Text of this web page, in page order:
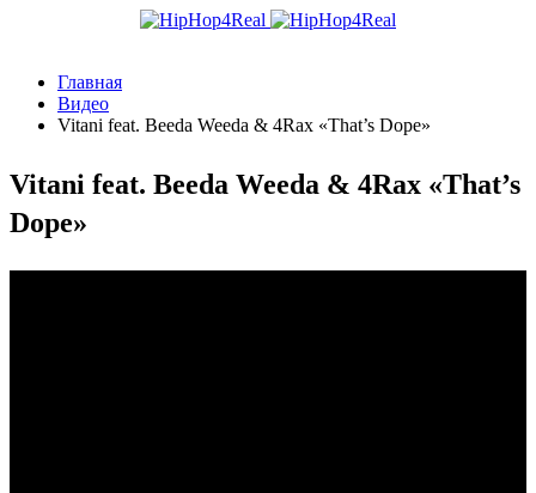
Главная
Видео
Vitani feat. Beeda Weeda & 4Rax «That’s Dope»
Vitani feat. Beeda Weeda & 4Rax «That’s
Dope»